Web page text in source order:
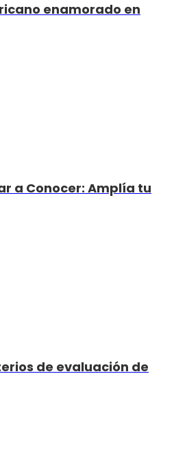
enamorado en
a Conocer: Amplía tu
de evaluación de